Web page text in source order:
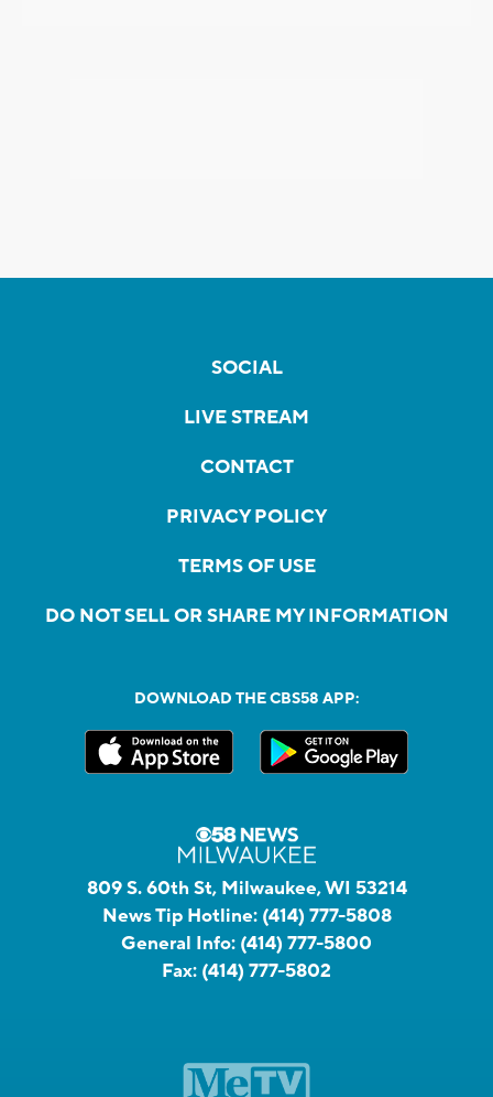
SOCIAL
LIVE STREAM
CONTACT
PRIVACY POLICY
TERMS OF USE
DO NOT SELL OR SHARE MY INFORMATION
DOWNLOAD THE CBS58 APP:
809 S. 60th St, Milwaukee, WI 53214
News Tip Hotline: (414) 777-5808
General Info: (414) 777-5800
Fax: (414) 777-5802